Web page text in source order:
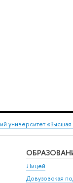
университет
Лицей
Довузовская